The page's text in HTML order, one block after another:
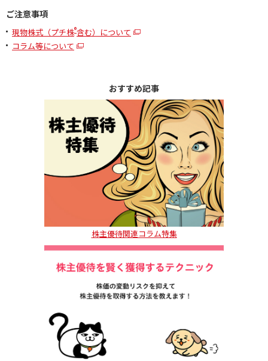
ご注意事項
現物株式（プチ株®含む）について
コラム等について
おすすめ記事
株主優待関連コラム特集